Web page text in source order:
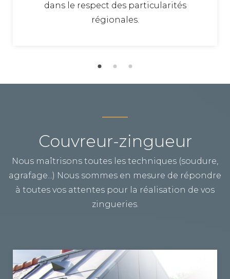
dans le respect des particularités
régionales.
Couvreur-zingueur
Nous maîtrisons toutes les techniques (soudure,
agrafage...) Nous sommes en mesure de répondre
à toutes vos attentes pour la réalisation de vos
zingueries.